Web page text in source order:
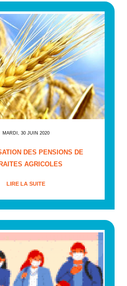
MARDI, 30 JUIN 2020
DES PENSIONS DE
AGRICOLES
LIRE LA SUITE